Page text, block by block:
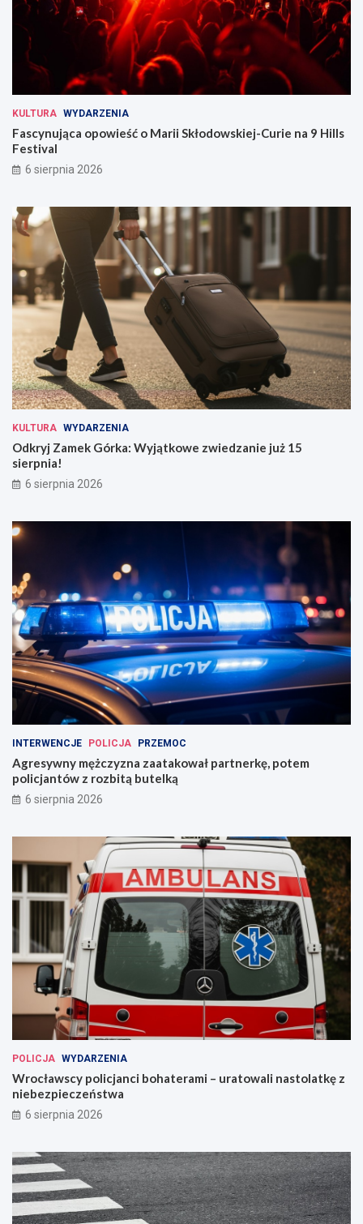
KULTURA WYDARZENIA
Fascynująca opowieść o Marii Skłodowskiej-Curie na 9 Hills
Festival
6 sierpnia 2026
KULTURA WYDARZENIA
Odkryj Zamek Górka: Wyjątkowe zwiedzanie już 15
sierpnia!
6 sierpnia 2026
INTERWENCJE POLICJA PRZEMOC
Agresywny mężczyzna zaatakował partnerkę, potem
policjantów z rozbitą butelką
6 sierpnia 2026
POLICJA WYDARZENIA
Wrocławscy policjanci bohaterami – uratowali nastolatkę z
niebezpieczeństwa
6 sierpnia 2026